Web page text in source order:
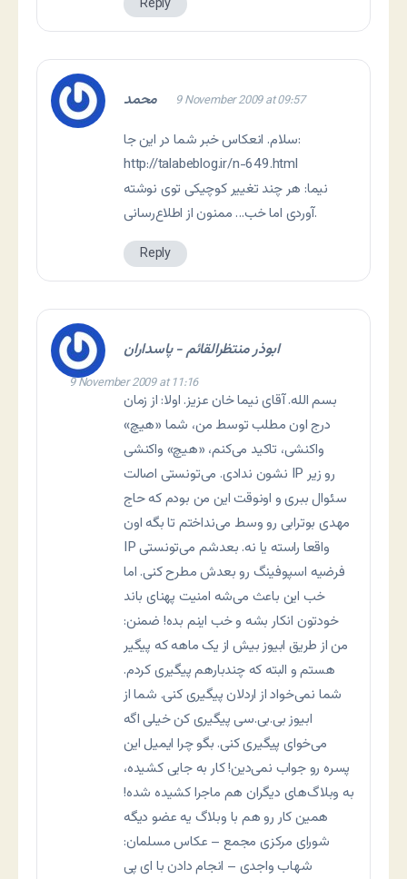
Reply
محمد 9 November 2009 at 09:57
سلام. انعکاس خبر شما در این جا:
http://talabeblog.ir/n-649.html
نیما: هر چند تغییر کوچیکی توی نوشته
آوردی اما خب… ممنون از اطلاع‌رسانی.
Reply
ابوذر منتظرالقائم - پاسداران
9 November 2009 at 11:16
بسم الله. آقای نیما خان عزیز. اولا: از زمان
درج اون مطلب توسط من، شما «هیچ»
واکنشی، تاکید می‌کنم، «هیچ» واکنشی
نشون ندادی. می‌تونستی اصالت IP رو زیر
سئوال ببری و اونوقت این من بودم که حاج
مهدی بوترابی رو وسط می‌نداختم تا بگه اون
IP واقعا راسته یا نه. بعدشم می‌تونستی
فرضیه اسپوفینگ رو بعدش مطرح کنی. اما
خب این باعث می‌شه امنیت پهنای باند
خودتون انکار بشه و خب اینم بده! ضمنن:
من از طریق ابیوز بیش از یک ماهه که پیگیر
هستم و البته که چندبارهم پیگیری کردم.
شما نمی‌خواد از اردلان پیگیری کنی. شما از
ابیوز بی.بی.سی پیگیری کن خیلی اگه
می‌خوای پیگیری کنی. بگو چرا ایمیل این
پسره رو جواب نمی‌دین! کار به جایی کشیده،
به وبلاگ‌های دیگران هم ماجرا کشیده شده!
همین کار رو هم با وبلاگ یه عضو دیگه
شورای مرکزی مجمع – عکاس مسلمان:
شهاب واجدی – انجام دادن با ای پی